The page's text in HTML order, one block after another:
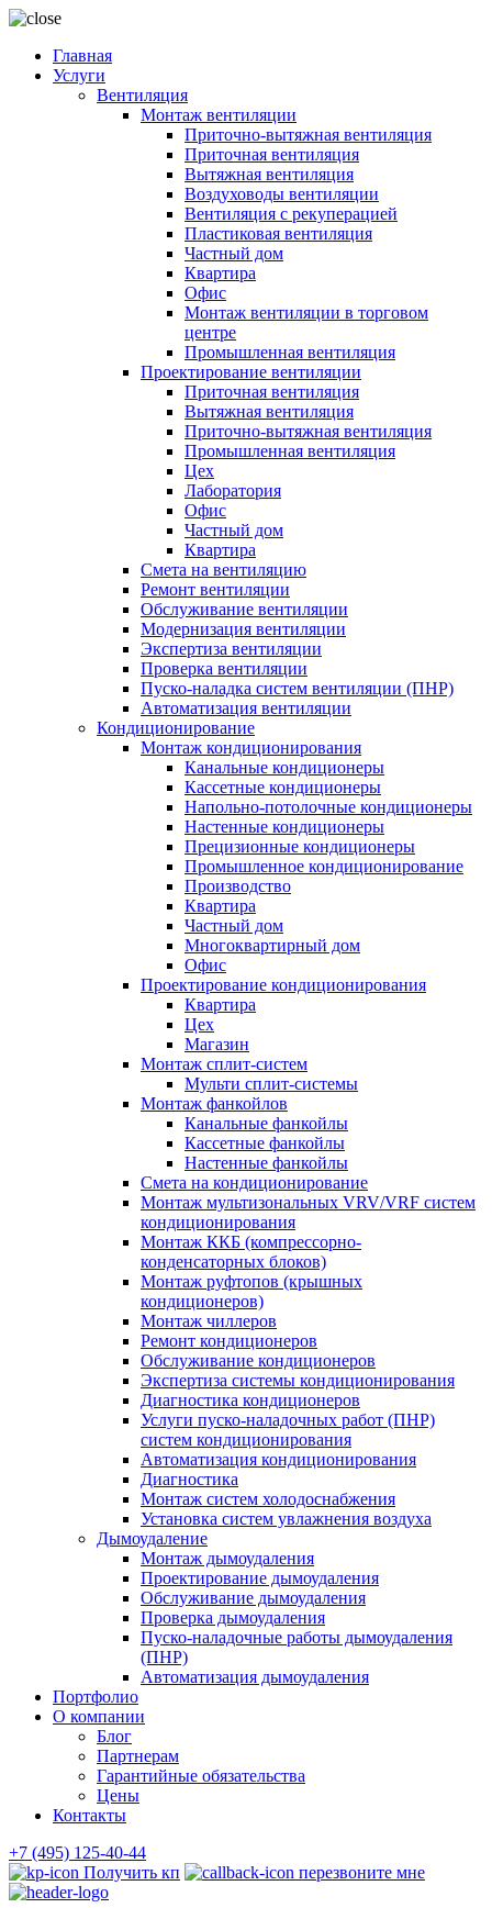
Главная
Услуги
Вентиляция
Монтаж вентиляции
Приточно-вытяжная вентиляция
Приточная вентиляция
Вытяжная вентиляция
Воздуховоды вентиляции
Вентиляция с рекуперацией
Пластиковая вентиляция
Частный дом
Квартира
Офис
Монтаж вентиляции в торговом
центре
Промышленная вентиляция
Проектирование вентиляции
Приточная вентиляция
Вытяжная вентиляция
Приточно-вытяжная вентиляция
Промышленная вентиляция
Цех
Лаборатория
Офис
Частный дом
Квартира
Смета на вентиляцию
Ремонт вентиляции
Обслуживание вентиляции
Модернизация вентиляции
Экспертиза вентиляции
Проверка вентиляции
Пуско-наладка систем вентиляции (ПНР)
Автоматизация вентиляции
Кондиционирование
Монтаж кондиционирования
Канальные кондиционеры
Кассетные кондиционеры
Напольно-потолочные кондиционеры
Настенные кондиционеры
Прецизионные кондиционеры
Промышленное кондиционирование
Производство
Квартира
Частный дом
Многоквартирный дом
Офис
Проектирование кондиционирования
Квартира
Цех
Магазин
Монтаж сплит-систем
Мульти сплит-системы
Монтаж фанкойлов
Канальные фанкойлы
Кассетные фанкойлы
Настенные фанкойлы
Смета на кондиционирование
Монтаж мультизональных VRV/VRF систем
кондиционирования
Монтаж ККБ (компрессорно-
конденсаторных блоков)
Монтаж руфтопов (крышных
кондиционеров)
Монтаж чиллеров
Ремонт кондиционеров
Обслуживание кондиционеров
Экспертиза системы кондиционирования
Диагностика кондиционеров
Услуги пуско-наладочных работ (ПНР)
систем кондиционирования
Автоматизация кондиционирования
Диагностика
Монтаж систем холодоснабжения
Установка систем увлажнения воздуха
Дымоудаление
Монтаж дымоудаления
Проектирование дымоудаления
Обслуживание дымоудаления
Проверка дымоудаления
Пуско-наладочные работы дымоудаления
(ПНР)
Автоматизация дымоудаления
Портфолио
О компании
Блог
Партнерам
Гарантийные обязательства
Цены
Контакты
+7 (495) 125-40-44
Получить кп
перезвоните мне